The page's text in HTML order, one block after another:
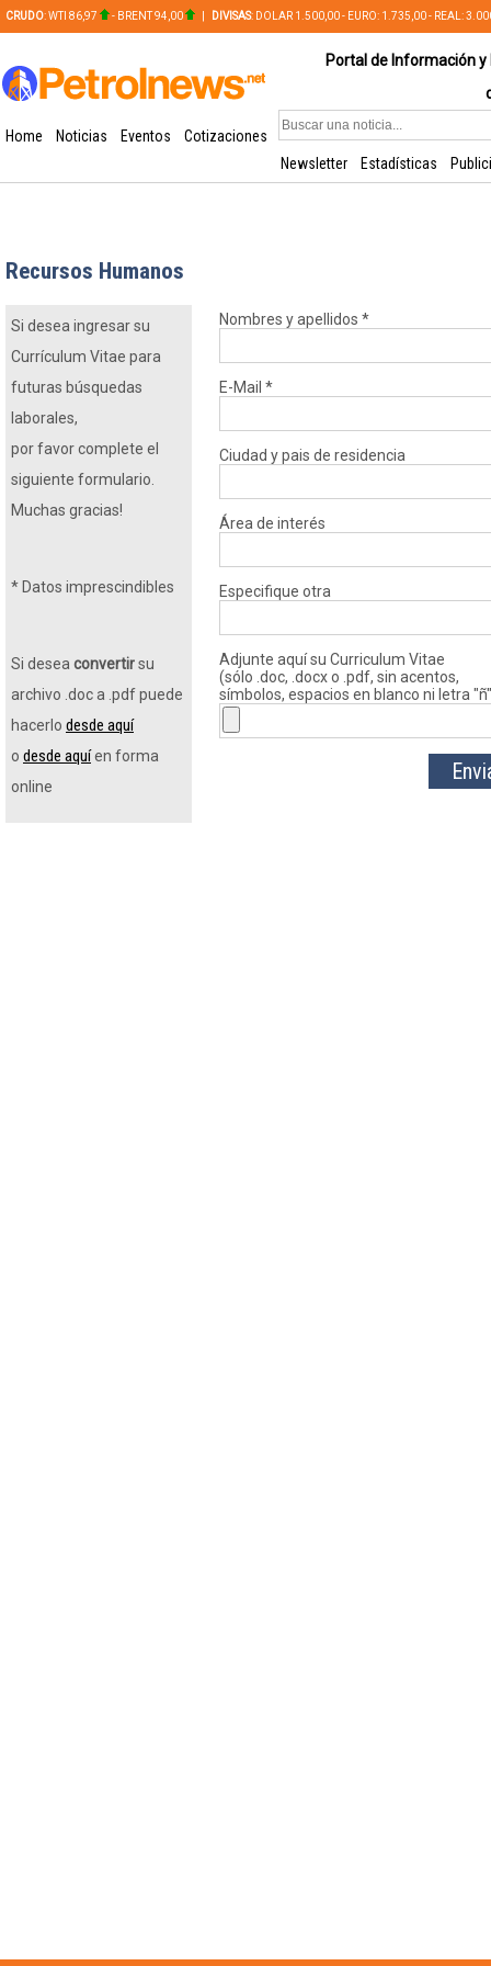
CRUDO: WTI 86,97 - BRENT 94,00 DIVISAS: DOLAR 1.500,00 - EURO: 1.735,00 - REAL:
Portal de Información
Home Noticias Eventos
Cotizaciones
Newsletter
Estadísticas
Recursos Humanos
Si desea ingresar su
Currículum Vitae para
futuras búsquedas
laborales,
por favor complete el
siguiente formulario.
Muchas gracias!
* Datos imprescindibles
Si desea convertirsu
archivo .doc a .pdf puede
hacerlo desde aquí
o desde aquíen forma
online
Nombres y apellidos *
E-Mail *
Ciudad y pais de residencia
Área de interés
Especifique otra
Adjunte aquí su Curriculum Vitae
(sólo .doc, .docx o .pdf, sin acentos,
símbolos, espacios en blanco ni letra